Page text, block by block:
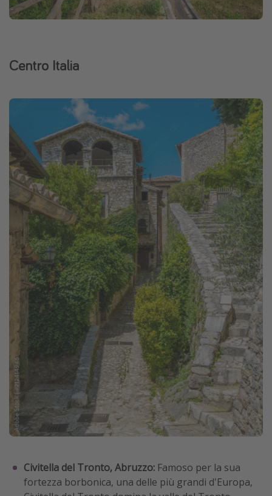
Centro Italia
Civitella del Tronto, Abruzzo: Famoso per la sua
fortezza borbonica, una delle più grandi d'Europa,